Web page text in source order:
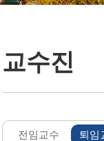
교수진
전임교수 퇴임